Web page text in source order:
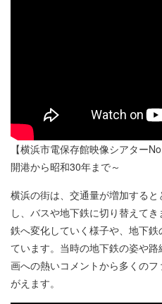
【横浜市電保存館映像シアター
開港から昭和30年まで～
横浜の街は、交通量が増加する
し、バスや地下鉄に切り替えて
鉄へ変化していく様子や、地下
ています。当時の地下鉄の姿や
画への熱いコメントから多くの
がえます。